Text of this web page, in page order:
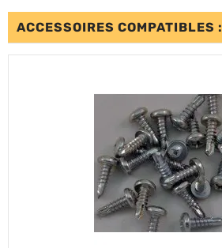
ACCESSOIRES COMPATIBLES :